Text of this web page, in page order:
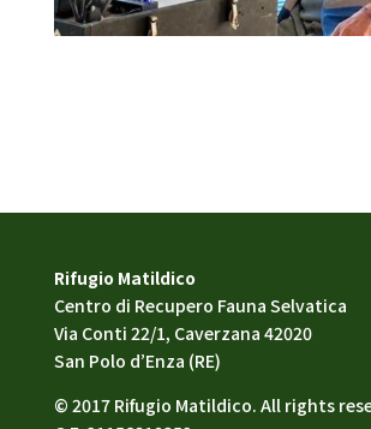
Rifugio Matildico
Centro di Recupero Fauna Selvatica
Via Conti 22/1, Caverzana 42020
San Polo d’Enza (RE)
© 2017 Rifugio Matildico. All rights